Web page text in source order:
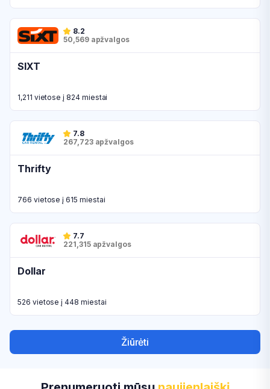
8.2
50,569 apžvalgos
SIXT
1,211 vietose į 824 miestai
7.8
267,723 apžvalgos
Thrifty
766 vietose į 615 miestai
7.7
221,315 apžvalgos
Dollar
526 vietose į 448 miestai
Žiūrėti